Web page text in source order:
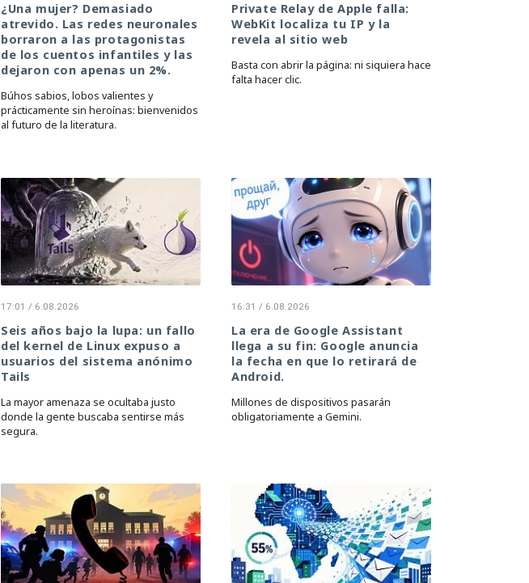
¿Una mujer? Demasiado
atrevido. Las redes neuronales
borraron a las protagonistas
de los cuentos infantiles y las
dejaron con apenas un 2%.
Búhos sabios, lobos valientes y
prácticamente sin heroínas: bienvenidos
al futuro de la literatura.
Private Relay de Apple falla:
WebKit localiza tu IP y la
revela al sitio web
Basta con abrir la página: ni siquiera hace
falta hacer clic.
17:01 / 6.08.2026
Seis años bajo la lupa: un fallo
del kernel de Linux expuso a
usuarios del sistema anónimo
Tails
La mayor amenaza se ocultaba justo
donde la gente buscaba sentirse más
segura.
16:31 / 6.08.2026
La era de Google Assistant
llega a su fin: Google anuncia
la fecha en que lo retirará de
Android.
Millones de dispositivos pasarán
obligatoriamente a Gemini.